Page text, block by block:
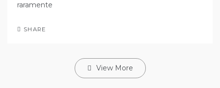
raramente
SHARE
View More